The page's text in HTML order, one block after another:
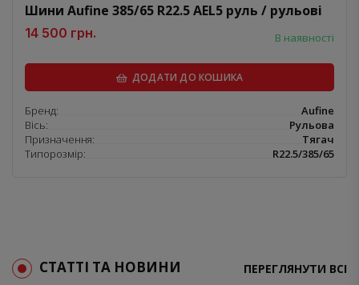
Шини Aufine 385/65 R22.5 AEL5 руль / рульові
В наявності
14 500 грн.
ДОДАТИ ДО КОШИКА
Бренд:
Aufine
Вісь:
Рульова
Призначення:
Тягач
Типорозмір:
R22.5/385/65
СТАТТІ ТА НОВИНИ ПЕРЕГЛЯНУТИ ВСІ